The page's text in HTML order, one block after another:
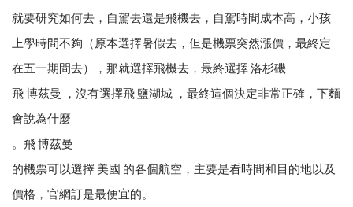
就要研究如何去，自駕去還是飛機去，自駕時間成本高，小孩
上學時間不夠（原本選擇暑假去，但是機票突然漲價，最終定
在五一期間去），那就選擇飛機去，最終選擇 洛杉磯
飛 博茲曼 ，沒有選擇飛 鹽湖城 ，最終這個決定非常正確，下麵
會說為什麼
。飛 博茲曼
的機票可以選擇 美國 的各個航空，主要是看時間和目的地以及
價格，官網訂是最便宜的。